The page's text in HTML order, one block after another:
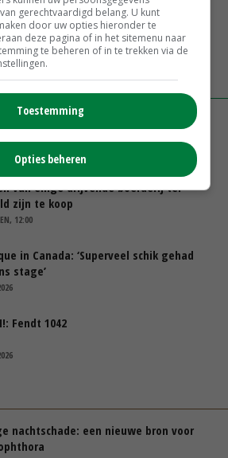
boerenacties in Twente en
zetten de trend
14:48
veroorzaakt steeds meer problemen:
van enige drijvende boerderij ter
zijn te koop
12:00
in Canada: ‘Superveel schik gehad
stage’
Fendt 1042
nachtschade: een nieuwe bron voor
gerechtvaardigd belang. U kunt
door uw opties hieronder te
deze pagina of in het sitemenu naar
te beheren of in te trekken via de
Toestemming
Opties beheren